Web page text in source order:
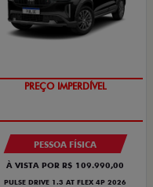
O SUV AUTOMÁTICO MAIS
PESSOA FÍSICA
À VISTA POR R$ 109.990,00
PULSE DRIVE 1.3 AT FLEX 4P 2026